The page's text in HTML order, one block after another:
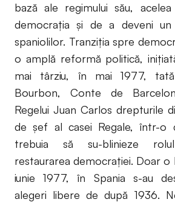
bază ale regimului său,
democrația și de a deveni
spaniolilor. Tranziția spre
o amplă reformă politică,
mai târziu, în mai 1977,
Bourbon, Conte de
Regelui Juan Carlos drepturile
de șef al casei Regale, într-o
trebuia să su-blinieze
restaurarea democrației. Doar o
iunie 1977, în Spania s-au
alegeri libere de după 1936.